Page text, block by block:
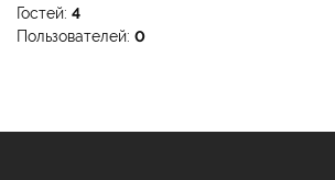
Гостей: 4
Пользователей: 0